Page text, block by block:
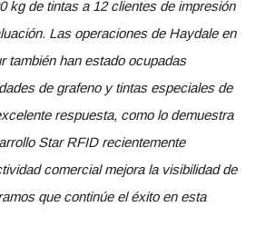
kg de tintas a 12 clientes de impresión
Las operaciones de Haydale en
también han estado ocupadas
de grafeno y tintas especiales de
respuesta, como lo demuestra
Star RFID recientemente
comercial mejora la visibilidad de
que continúe el éxito en esta